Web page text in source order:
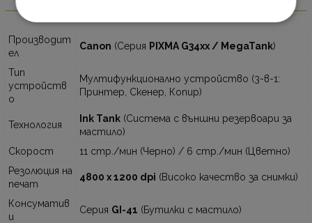
Производит
ел
Canon (Серия PIXMA G34xx / MegaTank)
Тип
устройств
о
Мултифункционално устройство (3-в-1:
Принтер, Скенер, Копир)
Технология
Ink Tank (Система с външни резервоари за
мастило)
Скорост
11 стр./мин (Черно) / 6 стр./мин (Цветно)
Резолюция на
печат
4800 x 1200 dpi (Високо качество за снимки)
Консуматив
и
Серия GI-41 (Бутилки с мастило)